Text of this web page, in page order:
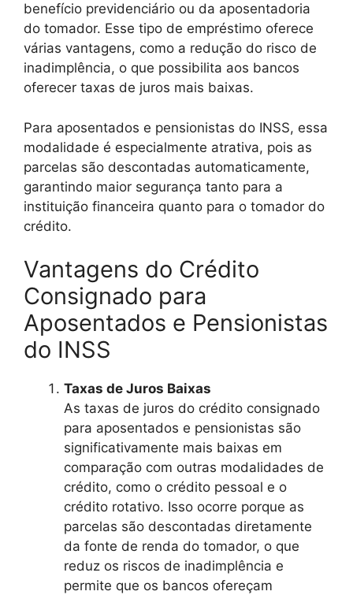
benefício previdenciário ou da aposentadoria
do tomador. Esse tipo de empréstimo oferece
várias vantagens, como a redução do risco de
inadimplência, o que possibilita aos bancos
oferecer taxas de juros mais baixas.
Para aposentados e pensionistas do INSS, essa
modalidade é especialmente atrativa, pois as
parcelas são descontadas automaticamente,
garantindo maior segurança tanto para a
instituição financeira quanto para o tomador do
crédito.
Vantagens do Crédito
Consignado para
Aposentados e Pensionistas
do INSS
Taxas de Juros Baixas
As taxas de juros do crédito consignado
para aposentados e pensionistas são
significativamente mais baixas em
comparação com outras modalidades de
crédito, como o crédito pessoal e o
crédito rotativo. Isso ocorre porque as
parcelas são descontadas diretamente
da fonte de renda do tomador, o que
reduz os riscos de inadimplência e
permite que os bancos ofereçam